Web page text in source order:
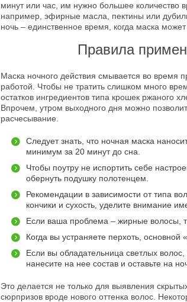
минут или час, им нужно большее количество
например, эфирные масла, пектины или
ночь – единственное время, когда маска
Правила
Маска ночного действия смывается во время
работой. Чтобы не тратить слишком много
остатков ингредиентов типа крошек ржаного
Впрочем, утром выходного дня можно
расчесывание.
Следует знать, что ночная маска
минимум за 20 минут до сна.
Чтобы поутру не испортить себе
обернуть подушку полотенцем.
Рекомендации в зависимости от типа
кончики и сухость, уделите внимание
Если ваша проблема – жирные волосы,
Когда вы устраняете перхоть, основной
Если вы обладательница светлых
нанесите на нее состав и оставьте на
Это делается не только для выявления
сюрпризов вроде нового оттенка волос.